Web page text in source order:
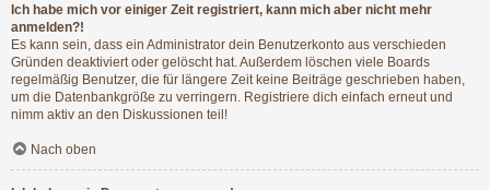
Ich habe mich vor einiger Zeit registriert, kann mich aber nicht mehr
anmelden?!
Es kann sein, dass ein Administrator dein Benutzerkonto aus verschieden
Gründen deaktiviert oder gelöscht hat. Außerdem löschen viele Boards
regelmäßig Benutzer, die für längere Zeit keine Beiträge geschrieben haben,
um die Datenbankgröße zu verringern. Registriere dich einfach erneut und
nimm aktiv an den Diskussionen teil!
Nach oben